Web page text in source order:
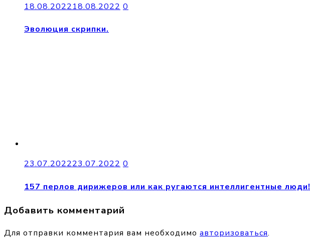
18.08.202218.08.2022 0
Эволюция скрипки.
23.07.202223.07.2022 0
157 перлов дирижеров или как ругаются интеллигентные люди!
Добавить комментарий
Для отправки комментария вам необходимо авторизоваться.